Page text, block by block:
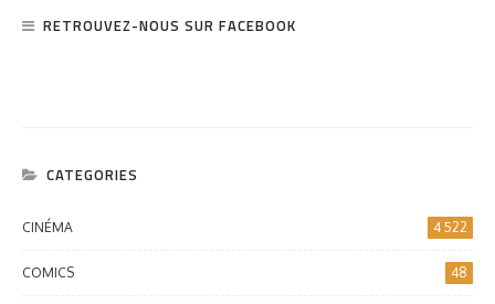
RETROUVEZ-NOUS SUR FACEBOOK
CATEGORIES
CINÉMA 4 522
COMICS 48